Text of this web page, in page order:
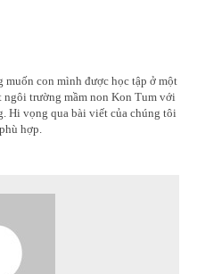
muốn con mình được học tập ở một
trường mầm non Kon Tum với
Hi vọng qua bài viết của chúng tôi
hợp.